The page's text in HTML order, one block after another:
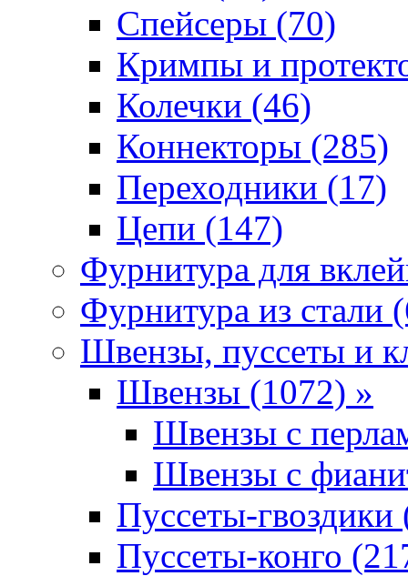
Спейсеры (70)
Кримпы и
Колечки (46)
Коннекторы (285)
Переходники (17)
Цепи (147)
Фурнитура для
Фурнитура из стали
Швензы, пуссеты и
Швензы (1072) »
Швензы с
Швензы с
Пуссеты-гвоздики
Пуссеты-конго